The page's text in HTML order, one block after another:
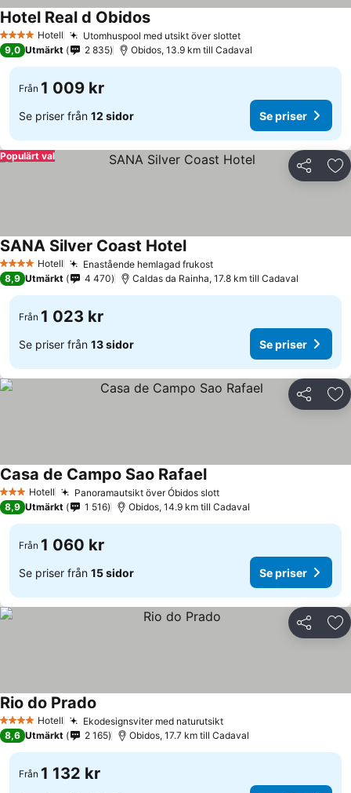
4 StjärnorHotell Utomhuspool med utsikt över slottet
Hotel Real d Obidos
9,0 Utmärkt 2 835 Obidos, 13.9 km till Cadaval
Från 1 009 kr
Se priser från 12 sidor Se priser
Dela
Populärt val
4 StjärnorHotell Enastående hemlagad frukost
SANA Silver Coast Hotel
8,9 Utmärkt 4 470 Caldas da Rainha, 17.8 km till Cadaval
Från 1 023 kr
Se priser från 13 sidor Se priser
Dela
3 StjärnorHotell Panoramautsikt över Óbidos slott
Casa de Campo Sao Rafael
8,9 Utmärkt 1 516 Obidos, 14.9 km till Cadaval
Från 1 060 kr
Se priser från 15 sidor Se priser
Dela
4 StjärnorHotell Ekodesignsviter med naturutsikt
Rio do Prado
8,6 Utmärkt 2 165 Obidos, 17.7 km till Cadaval
Från 1 132 kr